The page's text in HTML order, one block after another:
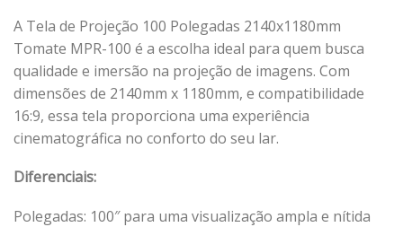
A Tela de Projeção 100 Polegadas 2140x1180mm
Tomate MPR-100 é a escolha ideal para quem busca
qualidade e imersão na projeção de imagens. Com
dimensões de 2140mm x 1180mm, e compatibilidade
16:9, essa tela proporciona uma experiência
cinematográfica no conforto do seu lar.
Diferenciais:
Polegadas: 100″ para uma visualização ampla e nítida